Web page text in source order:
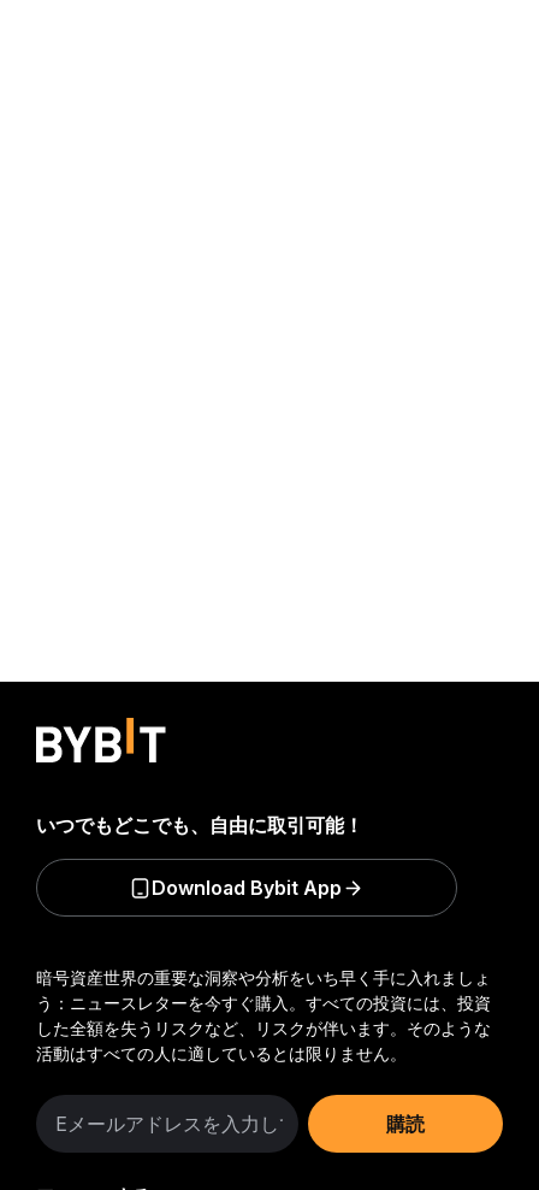
暗号資産世界の重要な洞察や分析をいち早く手に入れましょ
う：ニュースレターを今すぐ購入。 すべての投資には、投資
した全額を失うリスクなど、リスクが伴います。そのような
活動はすべての人に適しているとは限りません。
購読
いつでもどこでも、自由に取引可能！
Download Bybit App